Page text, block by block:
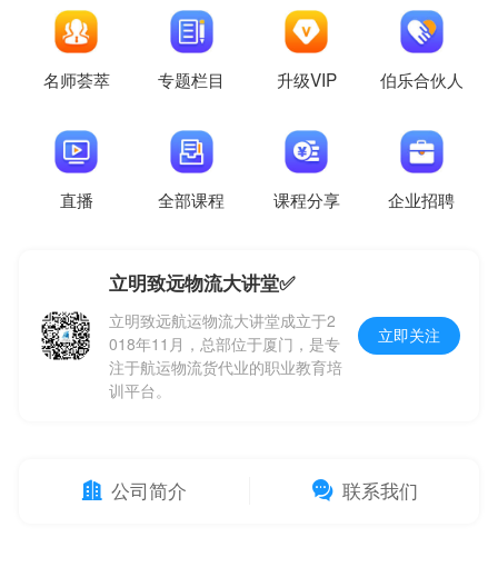
名师荟萃 专题栏目 升级VIP 伯乐合伙人
直播 全部课程 课程分享 企业招聘
立明致远物流大讲堂✅
立明致远航运物流大讲堂成立于2
018年11月，总部位于厦门，是专
注于航运物流货代业的职业教育培
训平台。
立即关注
 公司简介  联系我们